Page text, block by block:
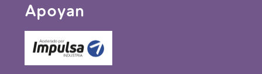
Apoyan